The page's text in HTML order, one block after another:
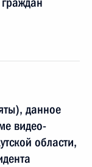
данное
видео-
области,